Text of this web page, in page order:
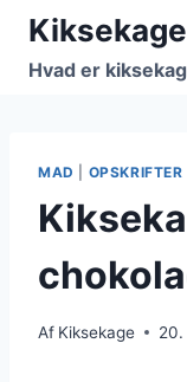
Fortsæt
indhold
Hvad er
MAD OPSKRIFTER
Af Kiksekage